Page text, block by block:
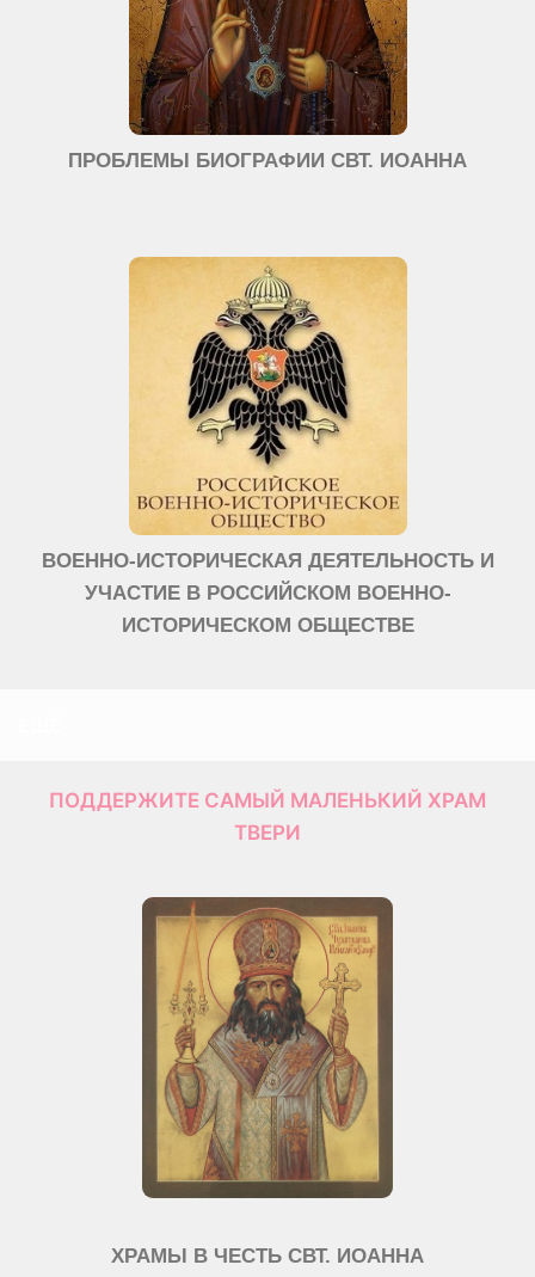
ПРОБЛЕМЫ БИОГРАФИИ СВТ. ИОАННА
ВОЕННО-ИСТОРИЧЕСКАЯ ДЕЯТЕЛЬНОСТЬ И
УЧАСТИЕ В РОССИЙСКОМ ВОЕННО-
ИСТОРИЧЕСКОМ ОБЩЕСТВЕ
ПОДДЕРЖИТЕ САМЫЙ МАЛЕНЬКИЙ ХРАМ
ТВЕРИ
ХРАМЫ В ЧЕСТЬ СВТ. ИОАННА